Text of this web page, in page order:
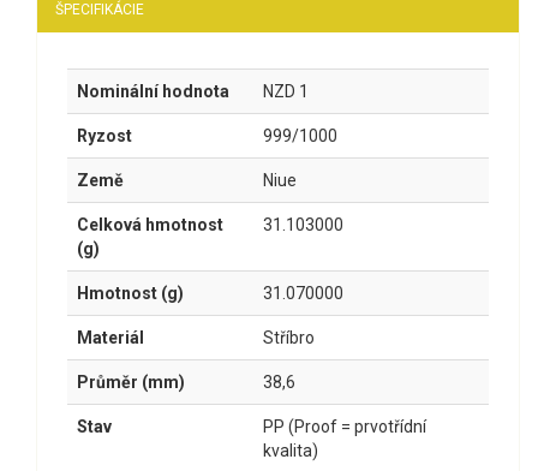
ŠPECIFIKÁCIE
Nominální hodnota NZD 1
Ryzost 999/1000
Země Niue
Celková hmotnost
(g)
31.103000
Hmotnost (g) 31.070000
Materiál Stříbro
Průměr (mm) 38,6
Stav
PP (Proof = prvotřídní
kvalita)